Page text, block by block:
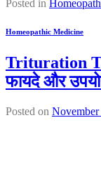
Posted in
Homeopathic Medicine
Trituration
फायदे और
Posted on